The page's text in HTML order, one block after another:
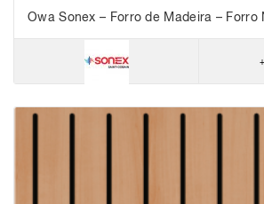
Owa Sonex – Forro de Madeira – Forro